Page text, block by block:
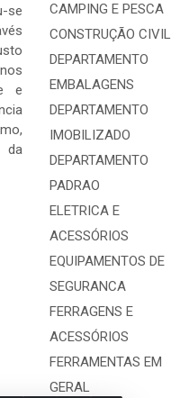
se
e
da
CAMPING E PESCA
CONSTRUÇÃO CIVIL
DEPARTAMENTO
EMBALAGENS
DEPARTAMENTO
IMOBILIZADO
DEPARTAMENTO
PADRAO
ELETRICA E
ACESSÓRIOS
EQUIPAMENTOS DE
SEGURANCA
FERRAGENS E
ACESSÓRIOS
FERRAMENTAS EM
GERAL